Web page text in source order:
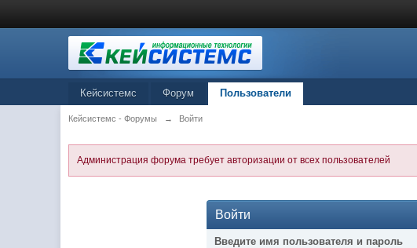
Кейсистемс Форум Пользователи
Кейсистемс - Форумы → Войти
Администрация форума требует авторизации от всех пользователей
Войти
Введите имя пользователя и пароль